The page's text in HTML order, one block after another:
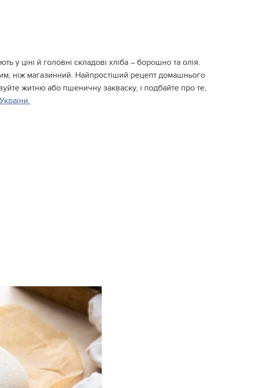
у ціні й головні складові хліба – борошно та олія.
ніж магазинний. Найпростіший рецепт домашнього
житню або пшеничну закваску, і подбайте про те,